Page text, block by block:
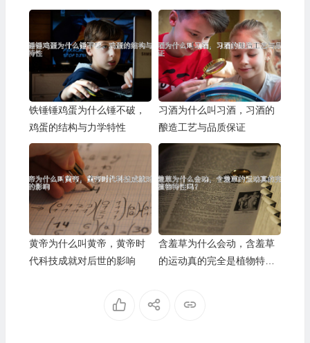
更深层次的心理原因？
握
铁锤锤鸡蛋为什么锤不破，
鸡蛋的结构与力学特性
习酒为什么叫习酒，习酒的
酿造工艺与品质保证
黄帝为什么叫黄帝，黄帝时
代科技成就对后世的影响
含羞草为什么会动，含羞草
的运动真的完全是植物特性